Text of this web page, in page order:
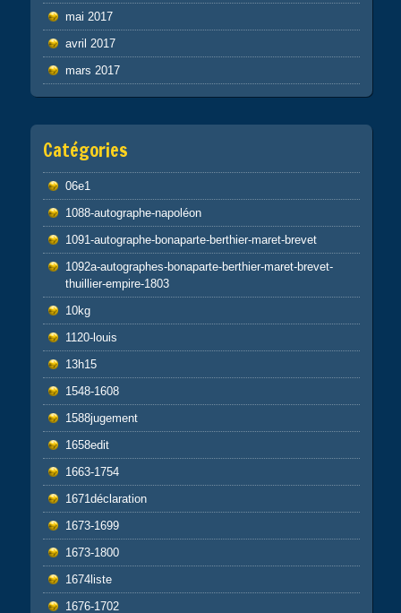
mai 2017
avril 2017
mars 2017
Catégories
06e1
1088-autographe-napoléon
1091-autographe-bonaparte-berthier-maret-brevet
1092a-autographes-bonaparte-berthier-maret-brevet-
thuillier-empire-1803
10kg
1120-louis
13h15
1548-1608
1588jugement
1658edit
1663-1754
1671déclaration
1673-1699
1673-1800
1674liste
1676-1702